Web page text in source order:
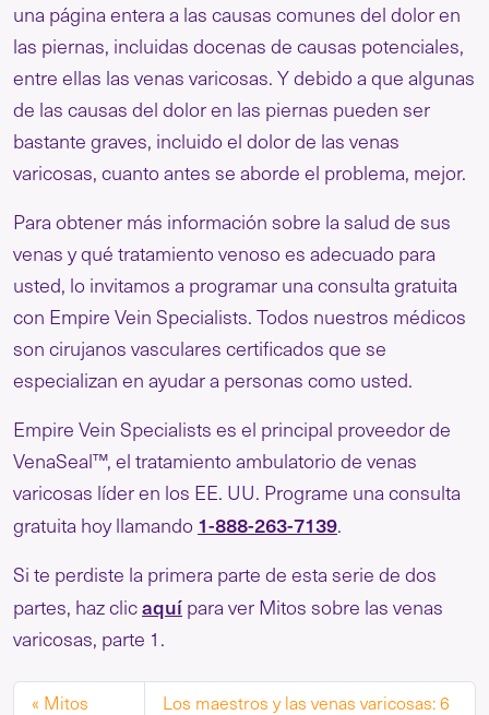
una página entera a las causas comunes del dolor en
las piernas, incluidas docenas de causas potenciales,
entre ellas las venas varicosas. Y debido a que algunas
de las causas del dolor en las piernas pueden ser
bastante graves, incluido el dolor de las venas
varicosas, cuanto antes se aborde el problema, mejor.
Para obtener más información sobre la salud de sus
venas y qué tratamiento venoso es adecuado para
usted, lo invitamos a programar una consulta gratuita
con Empire Vein Specialists. Todos nuestros médicos
son cirujanos vasculares certificados que se
especializan en ayudar a personas como usted.
Empire Vein Specialists es el principal proveedor de
VenaSeal™, el tratamiento ambulatorio de venas
varicosas líder en los EE. UU. Programe una consulta
gratuita hoy llamando 1-888-263-7139.
Si te perdiste la primera parte de esta serie de dos
partes, haz clicaquí para ver Mitos sobre las venas
varicosas, parte 1.
Mitos
Los maestros y las venas varicosas: 6